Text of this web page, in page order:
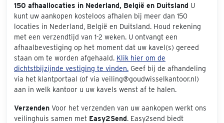
150 afhaallocaties in Nederland, België en Duitsland U
kunt uw aankopen kosteloos afhalen bij meer dan 150
locaties in Nederland, België en Duitsland. Houd rekening
met een verzendtijd van 1-2 weken. U ontvangt een
afhaalbevestiging op het moment dat uw kavel(s) gereed
staan om te worden afgehaald. Klik hier om de
dichtstbijzijnde vestiging te vinden. Geef bij de afhandeling
via het klantportaal (of via veiling@goudwisselkantoor.nl)
aan in welk kantoor u uw kavels wenst af te halen.
Verzenden Voor het verzenden van uw aankopen werkt ons
veilinghuis samen met Easy2Send. Easy2send biedt